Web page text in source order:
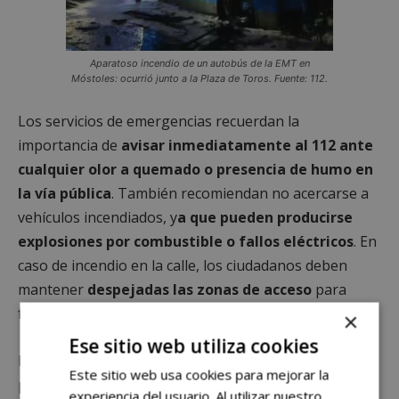
Aparatoso incendio de un autobús de la EMT en
Móstoles: ocurrió junto a la Plaza de Toros. Fuente: 112.
Los servicios de emergencias recuerdan la
importancia de avisar inmediatamente al 112 ante
cualquier olor a quemado o presencia de humo en
la vía pública. También recomiendan no acercarse a
vehículos incendiados, ya que pueden producirse
explosiones por combustible o fallos eléctricos. En
caso de incendio en la calle, los ciudadanos deben
mantener despejadas las zonas de acceso para
facilitar el trabajo de los equipos de emergencias.
Los bomberos insisten en que una actuación rápida
puede evitar daños mayores y salvar vidas, además
×
Ese sitio web utiliza cookies
Este sitio web usa cookies para mejorar la
experiencia del usuario. Al utilizar nuestro